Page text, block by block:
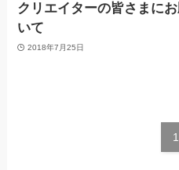
クリエイターの皆さまに
いて
2018年7月25日
1